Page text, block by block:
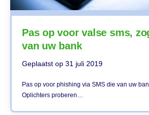
Pas op voor valse sms,
van uw bank
Geplaatst op 31 juli 2019
Pas op voor phishing via SMS die van uw
Oplichters proberen…